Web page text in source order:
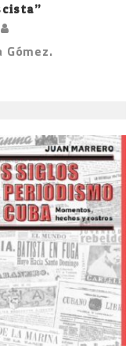
Gómez.